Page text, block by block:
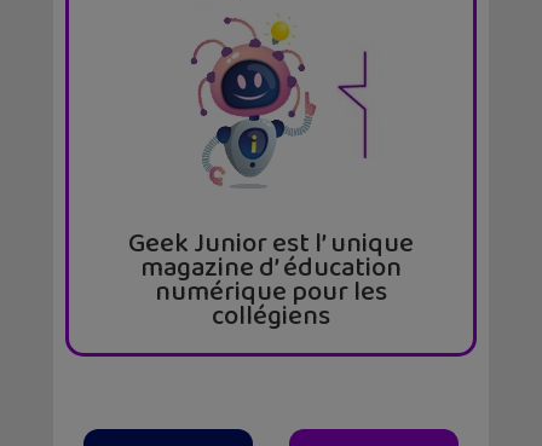
Geek Junior est l’ unique
magazine d’ éducation
numérique pour les
collégiens